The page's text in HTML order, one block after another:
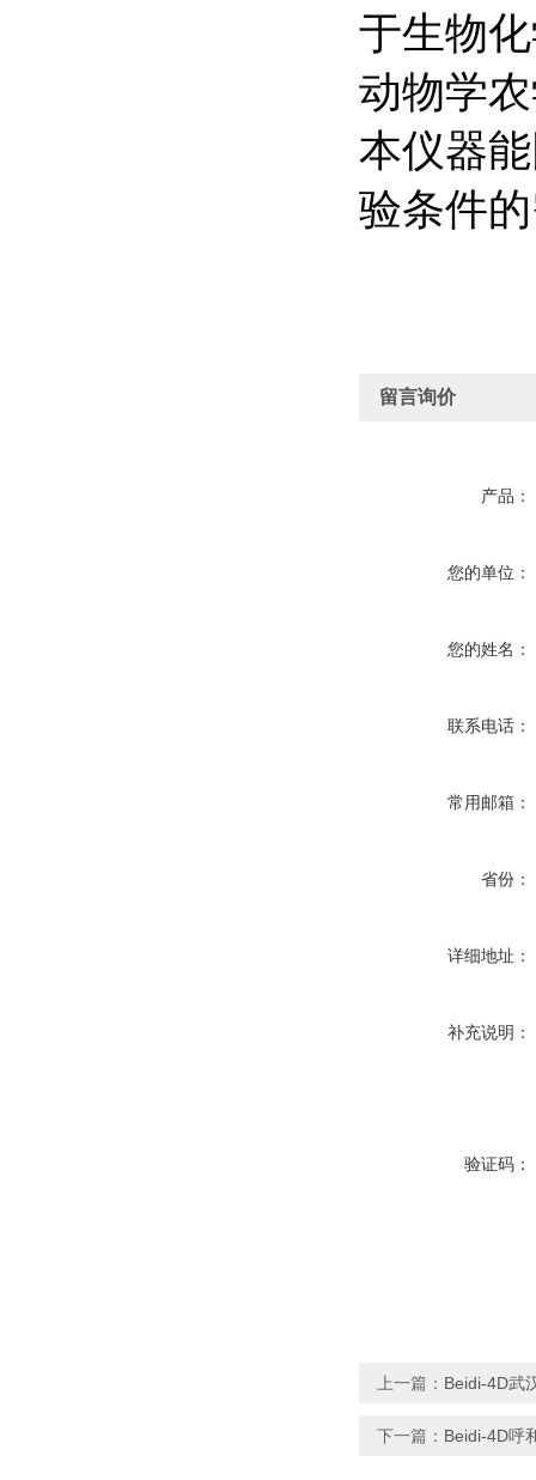
于生物
动物学
本仪器
验条件
留言询价
产品：
您的单位：
您的姓名：
联系电话：
常用邮箱：
省份：
详细地址：
补充说明：
验证码：
上一篇： Beidi-4D武
下一篇： Beidi-4D呼